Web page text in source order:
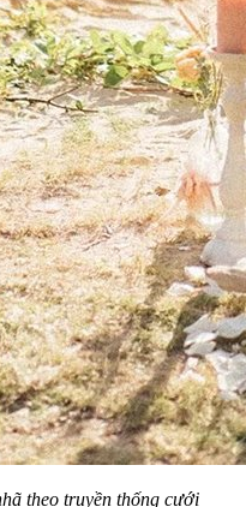
theo truyền thống cưới